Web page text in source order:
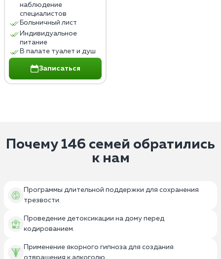
наблюдение
специалистов
Больничный лист
Индивидуальное
питание
В палате туалет и душ
Записаться
Почему 146 семей обратились
к нам
Программы длительной поддержки для сохранения
трезвости.
Проведение детоксикации на дому перед
кодированием.
Применение якорного гипноза для создания
отвращения к алкоголю.